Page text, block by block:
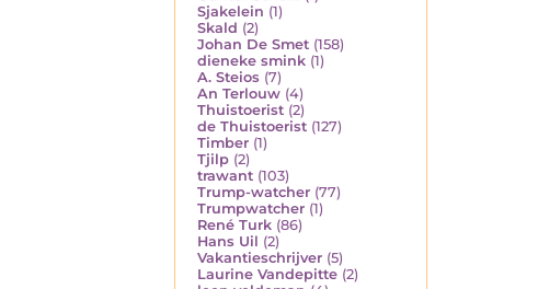
Sjakelein (1)
Skald (2)
Johan De Smet (158)
dieneke smink (1)
A. Steios (7)
An Terlouw (4)
Thuistoerist (2)
de Thuistoerist (127)
Timber (1)
Tjilp (2)
trawant (103)
Trump-watcher (77)
Trumpwatcher (1)
René Turk (86)
Hans Uil (2)
Vakantieschrijver (5)
Laurine Vandepitte (2)